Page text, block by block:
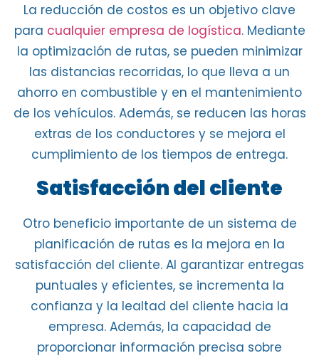
La reducción de costos es un objetivo clave
para cualquier empresa de logística. Mediante
la optimización de rutas, se pueden minimizar
las distancias recorridas, lo que lleva a un
ahorro en combustible y en el mantenimiento
de los vehículos. Además, se reducen las horas
extras de los conductores y se mejora el
cumplimiento de los tiempos de entrega.
Satisfacción del cliente
Otro beneficio importante de un sistema de
planificación de rutas es la mejora en la
satisfacción del cliente. Al garantizar entregas
puntuales y eficientes, se incrementa la
confianza y la lealtad del cliente hacia la
empresa. Además, la capacidad de
proporcionar información precisa sobre